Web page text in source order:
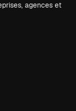
agences et